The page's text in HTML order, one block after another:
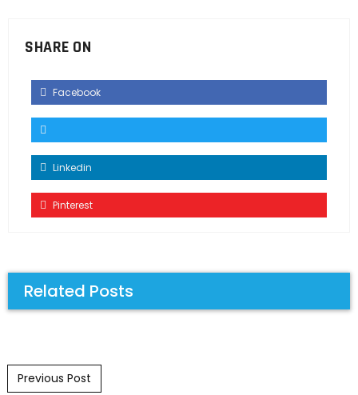
SHARE ON
Facebook
Linkedin
Pinterest
Related Posts
Post navigation
Previous Post